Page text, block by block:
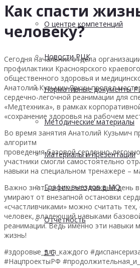
О центре компетенций
Новости РЦК
Нормативные документы
Методические материалы
Материалы и презентации
График выездов в МО
Отчетность
5 С
Как спасти
человеку?
Сегодня начальник отдела
профилактики Красноярского
общественного здоровья и
Анатолий Кузьмич Яркин провел
сердечно-легочной реанимации для
«Медтехника», в рамках
«сохранение здоровья на рабочем
Во время занятия Анатолий Кузьмич
алгоритм
проведения базовой сердечно-
участники смогли самостоятельно
навыки на специальном тренажере –
Важно знать о том, что каждый день
умирают от внезапной остановки
«счастливчиками» можно считать
человек, владеющий навыками
реанимации. Ведь именно эти навыки
жизнь!
#здоровье_для_каждого
#НацпроектыРФ